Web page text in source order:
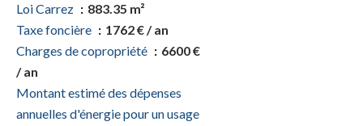
Loi Carrez
883.35 m²
Taxe foncière
1762 € / an
Charges de copropriété
6600 €
/ an
Montant estimé des dépenses
annuelles d'énergie pour un usage